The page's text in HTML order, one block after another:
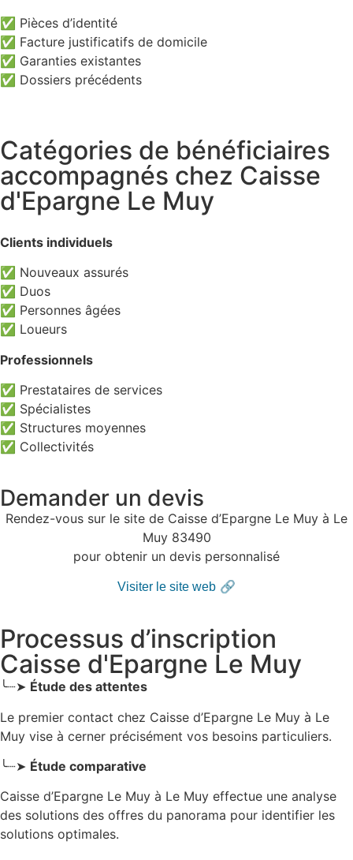
✅ Pièces d’identité
✅ Facture justificatifs de domicile
✅ Garanties existantes
✅ Dossiers précédents
Catégories de bénéficiaires
accompagnés chez Caisse
d'Epargne Le Muy
Clients individuels
✅ Nouveaux assurés
✅ Duos
✅ Personnes âgées
✅ Loueurs
Professionnels
✅ Prestataires de services
✅ Spécialistes
✅ Structures moyennes
✅ Collectivités
Demander un devis
Rendez-vous sur le site de Caisse d’Epargne Le Muy à Le
Muy 83490
pour obtenir un devis personnalisé
Visiter le site web 🔗
Processus d’inscription
Caisse d'Epargne Le Muy
╰┈➤ Étude des attentes
Le premier contact chez Caisse d’Epargne Le Muy à Le
Muy vise à cerner précisément vos besoins particuliers.
╰┈➤ Étude comparative
Caisse d’Epargne Le Muy à Le Muy effectue une analyse
des solutions des offres du panorama pour identifier les
solutions optimales.